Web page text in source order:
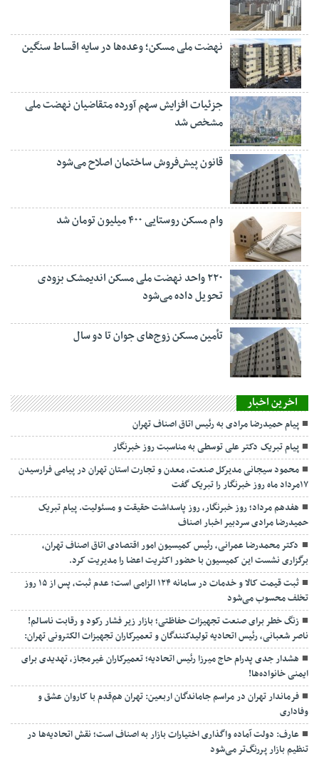
نهضت ملی مسکن؛ وعده‌ها در سایه اقساط سنگین
جزئیات افزایش سهم آورده متقاضیان نهضت ملی
مشخص شد
قانون پیش‌فروش ساختمان اصلاح می‌شود
وام مسکن روستایی ۴۰۰ میلیون تومان شد
۲۲۰ واحد نهضت ملی مسکن اندیمشک بزودی
تحویل داده می‌شود
تأمین مسکن زوج‌های جوان تا دو سال
اخرین اخبار
پیام حمیدرضا مرادی به رئیس اتاق اصناف تهران
پیام تبریک دکتر علی توسطی به مناسبت روز خبرنگار
محمود سیجانی مدیرکل صنعت، معدن و تجارت استان تهران در پیامی فرارسیدن
۱۷مرداد ماه روز خبرنگار را تبریک گفت
هفدهم مرداد؛ روز خبرنگار، روز پاسداشت حقیقت و مسئولیت. پیام تبریک
حمیدرضا مرادی سردبیر اخبار اصناف
دکتر محمدرضا عمرانی، رئیس کمیسیون امور اقتصادی اتاق اصناف تهران،
برگزاری نشست این کمیسیون با حضور اکثریت اعضا را مدیریت کرد.
ثبت قیمت کالا و خدمات در سامانه ۱۲۴ الزامی است؛ عدم ثبت، پس از ۱۵ روز
تخلف محسوب می‌شود
زنگ خطر برای صنعت تجهیزات حفاظتی؛ بازار زیر فشار رکود و رقابت ناسالم!
ناصر شعبانی، رئیس اتحادیه تولیدکنندگان و تعمیرکاران تجهیزات الکترونی تهران:
هشدار جدی پدرام حاج میرزا رئیس اتحادیه؛ تعمیرکاران غیرمجاز، تهدیدی برای
ایمنی خانواده‌ها!
فرماندار تهران در مراسم جاماندگان اربعین: تهران هم‌قدم با کاروان عشق و
وفاداری
عارف: دولت آماده واگذاری اختیارات بازار به اصناف است؛ نقش اتحادیه‌ها در
تنظیم بازار پررنگ‌تر می‌شود